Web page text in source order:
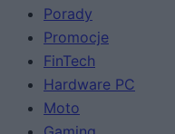
Porady
Promocje
FinTech
Hardware PC
Moto